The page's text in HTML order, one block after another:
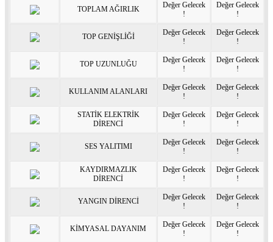
TOPLAM AĞIRLIK
Değer Gelecek
!
Değer Gelecek
!
TOP GENİŞLİĞİ
Değer Gelecek
!
Değer Gelecek
!
TOP UZUNLUĞU
Değer Gelecek
!
Değer Gelecek
!
KULLANIM ALANLARI
Değer Gelecek
!
Değer Gelecek
!
STATİK ELEKTRİK
DİRENCİ
Değer Gelecek
!
Değer Gelecek
!
SES YALITIMI
Değer Gelecek
!
Değer Gelecek
!
KAYDIRMAZLIK
DİRENCİ
Değer Gelecek
!
Değer Gelecek
!
YANGIN DİRENCİ
Değer Gelecek
!
Değer Gelecek
!
KİMYASAL DAYANIM
Değer Gelecek
!
Değer Gelecek
!